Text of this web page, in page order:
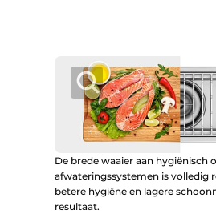
De brede waaier aan hygiënisch
afwateringssystemen is volledig
betere hygiëne en lagere
resultaat.